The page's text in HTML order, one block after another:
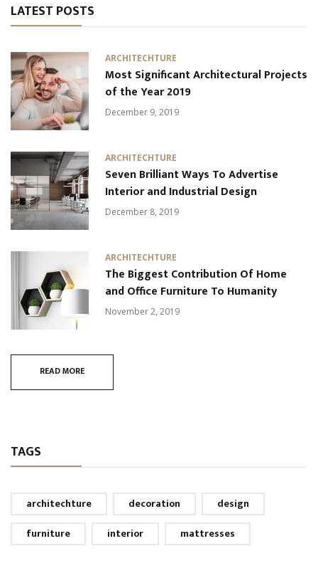
LATEST POSTS
ARCHITECHTURE
Most Significant Architectural Projects
of the Year 2019
December 9, 2019
ARCHITECHTURE
Seven Brilliant Ways To Advertise
Interior and Industrial Design
December 8, 2019
ARCHITECHTURE
The Biggest Contribution Of Home
and Office Furniture To Humanity
November 2, 2019
READ MORE
TAGS
architechture decoration
design
furniture
interior mattresses